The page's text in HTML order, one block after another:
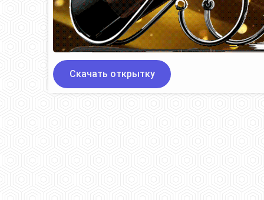
Скачать открытку